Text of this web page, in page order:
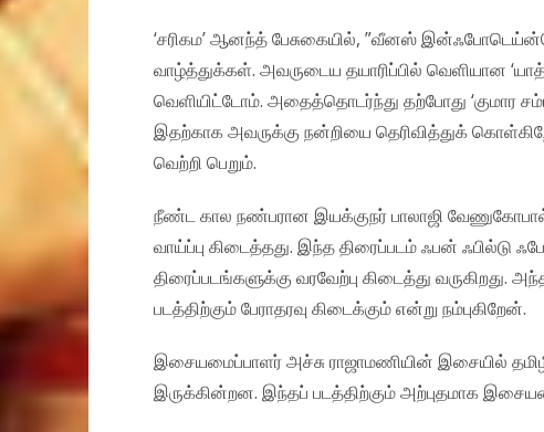
‘சரிகம’ ஆனந்த் பேசுகையில், ”வீனஸ்
வாழ்த்துக்கள். அவருடைய தயாரிப்பில் வெளியான
வெளியிட்டோம். அதைத்தொடர்ந்து தற்போது ‘குமார
இதற்காக அவருக்கு நன்றியை தெரிவித்துக்
வெற்றி பெறும்.
நீண்ட கால நண்பரான இயக்குநர் பாலாஜி
வாய்ப்பு கிடைத்தது. இந்த திரைப்படம் ஃபன் ஃபில்டு
திரைப்படங்களுக்கு வரவேற்பு கிடைத்து வருகிறது.
படத்திற்கும் பேராதரவு கிடைக்கும் என்று நம்புகிறேன்.
இசையமைப்பாளர் அச்சு ராஜாமணியின் இசையில்
இருக்கின்றன. இந்தப் படத்திற்கும் அற்புதமாக